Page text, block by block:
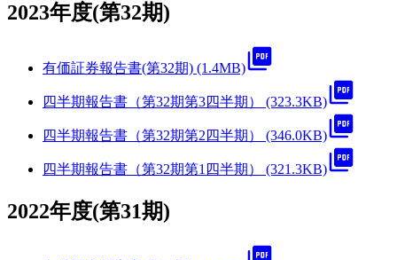
2023年度(第32期)
有価証券報告書(第32期) (1.4MB)
四半期報告書（第32期第3四半期） (323.3KB)
四半期報告書（第32期第2四半期） (346.0KB)
四半期報告書（第32期第1四半期） (321.3KB)
2022年度(第31期)